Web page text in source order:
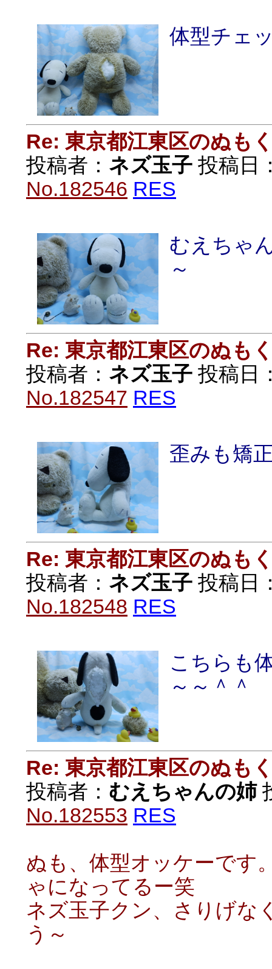
体型チェ
Re: 東京都江東区のぬも
投稿者： ネズ玉子 投稿日
No.182546 RES
むえちゃ
～
Re: 東京都江東区のぬも
投稿者： ネズ玉子 投稿日
No.182547 RES
歪みも矯
Re: 東京都江東区のぬも
投稿者： ネズ玉子 投稿日
No.182548 RES
こちらも
～～＾＾
Re: 東京都江東区のぬも
投稿者： むえちゃんの姉
No.182553 RES
ぬも、体型オッケーです
ゃになってるー笑
ネズ玉子クン、さりげな
う～